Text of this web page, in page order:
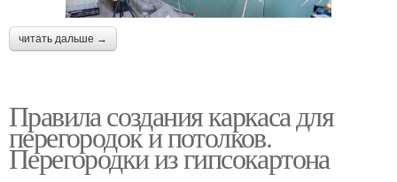
читать дальше →
Правила создания каркаса для
перегородок и потолков.
Перегородки из гипсокартона